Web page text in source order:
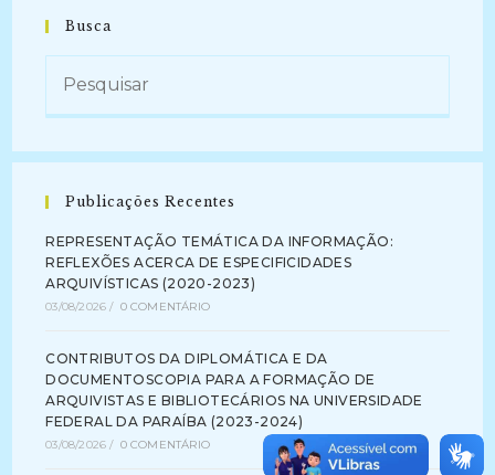
Busca
Publicações Recentes
REPRESENTAÇÃO TEMÁTICA DA INFORMAÇÃO:
REFLEXÕES ACERCA DE ESPECIFICIDADES
ARQUIVÍSTICAS (2020-2023)
03/08/2026 / 0 COMENTÁRIO
CONTRIBUTOS DA DIPLOMÁTICA E DA
DOCUMENTOSCOPIA PARA A FORMAÇÃO DE
ARQUIVISTAS E BIBLIOTECÁRIOS NA UNIVERSIDADE
FEDERAL DA PARAÍBA (2023-2024)
03/08/2026 / 0 COMENTÁRIO